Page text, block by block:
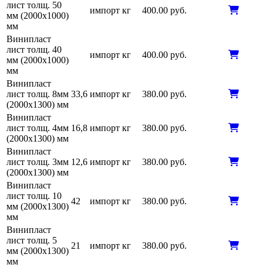
лист толщ. 50
мм (2000х1000)
мм
импорт кг 400.00 руб.
Винипласт
лист толщ. 40
мм (2000х1000)
мм
импорт кг 400.00 руб.
Винипласт
лист толщ. 8мм
(2000х1300) мм
33,6 импорт кг 380.00 руб.
Винипласт
лист толщ. 4мм
(2000х1300) мм
16,8 импорт кг 380.00 руб.
Винипласт
лист толщ. 3мм
(2000х1300) мм
12,6 импорт кг 380.00 руб.
Винипласт
лист толщ. 10
мм (2000х1300)
мм
42 импорт кг 380.00 руб.
Винипласт
лист толщ. 5
мм (2000х1300)
мм
21 импорт кг 380.00 руб.